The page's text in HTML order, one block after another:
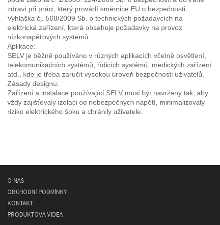
zdraví při práci, který provádí směrnice EU o bezpečnosti.
Vyhláška čj. 508/2009 Sb. o technických požadavcích na
elektrická zařízení, která obsahuje požadavky na provoz
nízkonapěťových systémů.
Aplikace:
SELV je běžně používáno v různých aplikacích včetně osvětlení,
telekomunikačních systémů, řídicích systémů, medických zařízení
atd., kde je třeba zaručit vysokou úroveň bezpečnosti uživatelů.
Zásady designu:
Zařízení a instalace používající SELV musí být navrženy tak, aby
vždy zajišťovaly izolaci od nebezpečných napětí, minimalizovaly
riziko elektrického šoku a chránily uživatele.
O NÁS
OBCHODNÍ PODMÍNKY
KONTAKT
PRODUKTOVÁ VIDEA